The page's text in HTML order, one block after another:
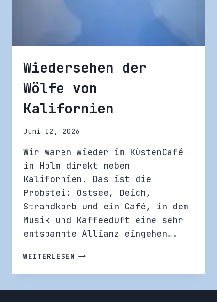
Wiedersehen der
Wölfe von
Kalifornien
Juni 12, 2026
Wir waren wieder im KüstenCafé
in Holm direkt neben
Kalifornien. Das ist die
Probstei: Ostsee, Deich,
Strandkorb und ein Café, in dem
Musik und Kaffeeduft eine sehr
entspannte Allianz eingehen….
WEITERLESEN WIEDERSEHEN
WÖLFE
VON